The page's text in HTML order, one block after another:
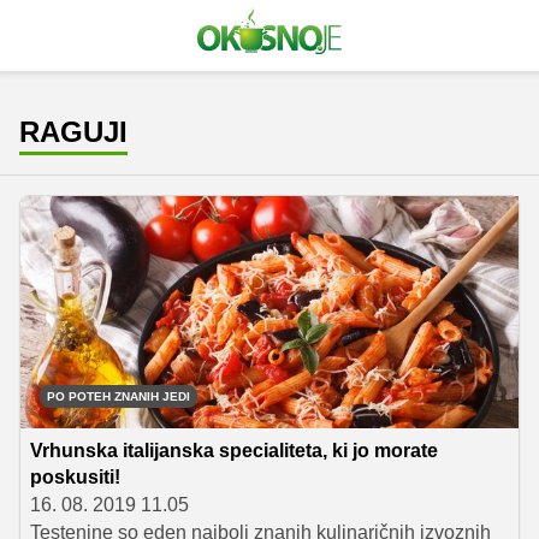
RAGUJI
PO POTEH ZNANIH JEDI
Vrhunska italijanska specialiteta, ki jo morate
poskusiti!
16. 08. 2019 11.05
Testenine so eden najbolj znanih kulinaričnih izvoznih